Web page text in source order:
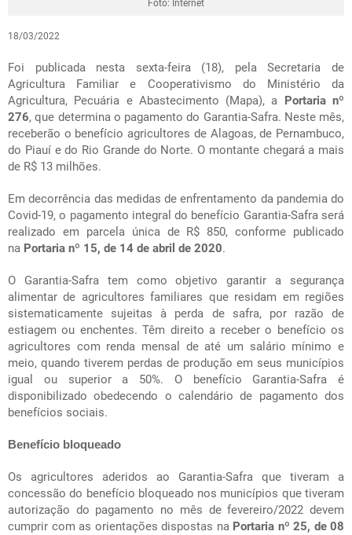
Foto: Internet
18/03/2022
Foi publicada nesta sexta-feira (18), pela Secretaria de
Agricultura Familiar e Cooperativismo do Ministério da
Agricultura, Pecuária e Abastecimento (Mapa), a Portaria nº
276, que determina o pagamento do Garantia-Safra. Neste mês,
receberão o benefício agricultores de Alagoas, de Pernambuco,
do Piauí e do Rio Grande do Norte. O montante chegará a mais
de R$ 13 milhões.
Em decorrência das medidas de enfrentamento da pandemia do
Covid-19, o pagamento integral do benefício Garantia-Safra será
realizado em parcela única de R$ 850, conforme publicado
na Portaria nº 15, de 14 de abril de 2020.
O Garantia-Safra tem como objetivo garantir a segurança
alimentar de agricultores familiares que residam em regiões
sistematicamente sujeitas à perda de safra, por razão de
estiagem ou enchentes. Têm direito a receber o benefício os
agricultores com renda mensal de até um salário mínimo e
meio, quando tiverem perdas de produção em seus municípios
igual ou superior a 50%. O benefício Garantia-Safra é
disponibilizado obedecendo o calendário de pagamento dos
benefícios sociais.
Benefício bloqueado
Os agricultores aderidos ao Garantia-Safra que tiveram a
concessão do benefício bloqueado nos municípios que tiveram
autorização do pagamento no mês de fevereiro/2022 devem
cumprir com as orientações dispostas na Portaria nº 25, de 08